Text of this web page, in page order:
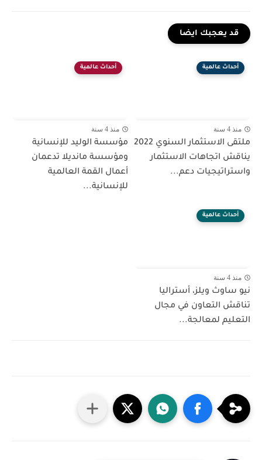
قد يعجبك ايضا
أحداث عالمية
منذ 4 سنة
ملتقى الاستثمار السنوي 2022
يناقش اتجاهات الاستثمار
واستراتيجيات دعم...
أحداث عالمية
منذ 4 سنة
مؤسسة الوليد للإنسانية
ومؤسسة مانديلا تدعمان
أعمال القمة العالمية
للإنسانية...
أحداث عالمية
منذ 4 سنة
نيو ساوث ويلز، أستراليا
تناقش التعاون في مجال
التعليم لمعالجة...